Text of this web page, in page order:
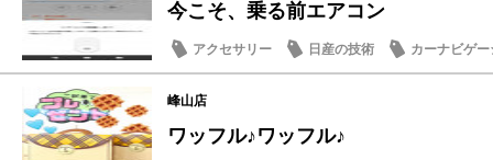
今こそ、乗る前エアコン
アクセサリー 日産の技術
カーナビゲ
日常の出来事
峰山店
ワッフル♪ワッフル♪